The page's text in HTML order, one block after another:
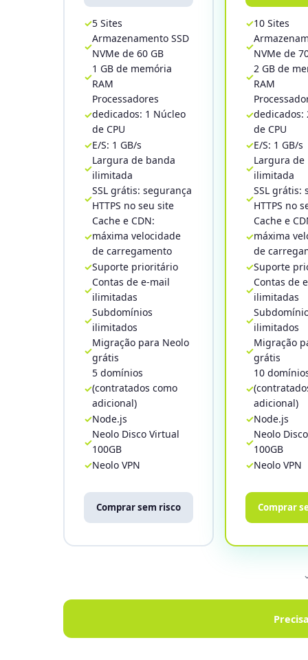
5 Sites
Armazenamento SSD
NVMe de 60 GB
1 GB de memória
RAM
Processadores
dedicados: 1 Núcleo
de CPU
E/S: 1 GB/s
Largura de banda
ilimitada
SSL grátis: segurança
HTTPS no seu site
Cache e CDN:
máxima velocidade
de carregamento
Suporte prioritário
Contas de e-mail
ilimitadas
Subdomínios
ilimitados
Migração para Neolo
grátis
5 domínios
(contratados como
adicional)
Node.js
Neolo Disco Virtual
100GB
Neolo VPN
Comprar sem risco
10 Sites
NVMe de
2 GB de
RAM
dedicados:
de CPU
E/S: 1 GB/s
Largura de
ilimitada
SSL grátis:
HTTPS no
Cache e
máxima
de
Suporte
Contas de
ilimitadas
ilimitados
Migração
grátis
10
adicional)
Node.js
Neolo
100GB
Neolo VPN
Comprar